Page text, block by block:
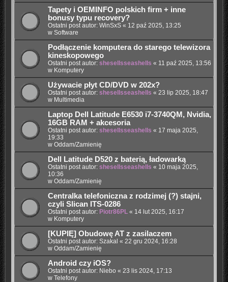
Tapety i OEMINFO polskich firm + inne
bonusy typu recovery?
Ostatni post autor: WinSxS« 12 paź 2025, 13:25
w Software
Podłączenie komputera do starego telewizora
kineskopowego
Ostatni post autor: shesellsseashells « 11 paź 2025, 13:56
w Komputery
Używacie płyt CD/DVD w 202x?
Ostatni post autor: shesellsseashells « 23 lip 2025, 18:47
w Multimedia
Laptop Dell Latitude E6530 i7-3740QM, Nvidia,
16GB RAM + akcesoria
Ostatni post autor: shesellsseashells « 17 maja 2025,
19:33
w Oddam/Zamienię
Dell Latitude D520 z baterią, ładowarką
Ostatni post autor: shesellsseashells « 10 maja 2025,
10:36
w Oddam/Zamienię
Centralka telefoniczna z rodzimej (?) stajni,
czyli Slican ITS-0286
Ostatni post autor: Piotr86PL« 14 lut 2025, 16:17
w Komputery
[KUPIĘ] Obudowę AT z zasilaczem
Ostatni post autor: Szakal « 22 gru 2024, 16:28
w Oddam/Zamienię
Android czy iOS?
Ostatni post autor: Niebo « 23 lis 2024, 17:13
w Telefony